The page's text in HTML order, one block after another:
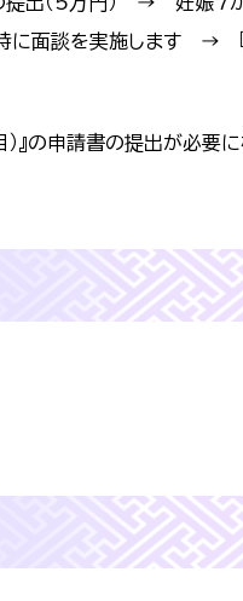
に面談を実施します →
』の申請書の提出が必要に